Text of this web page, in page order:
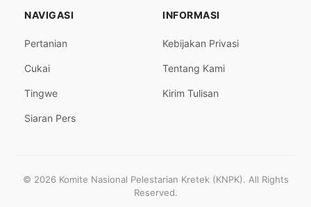
NAVIGASI
Pertanian
Cukai
Tingwe
Siaran Pers
INFORMASI
Kebijakan Privasi
Tentang Kami
Kirim Tulisan
© 2026 Komite Nasional Pelestarian Kretek (KNPK). All Rights
Reserved.